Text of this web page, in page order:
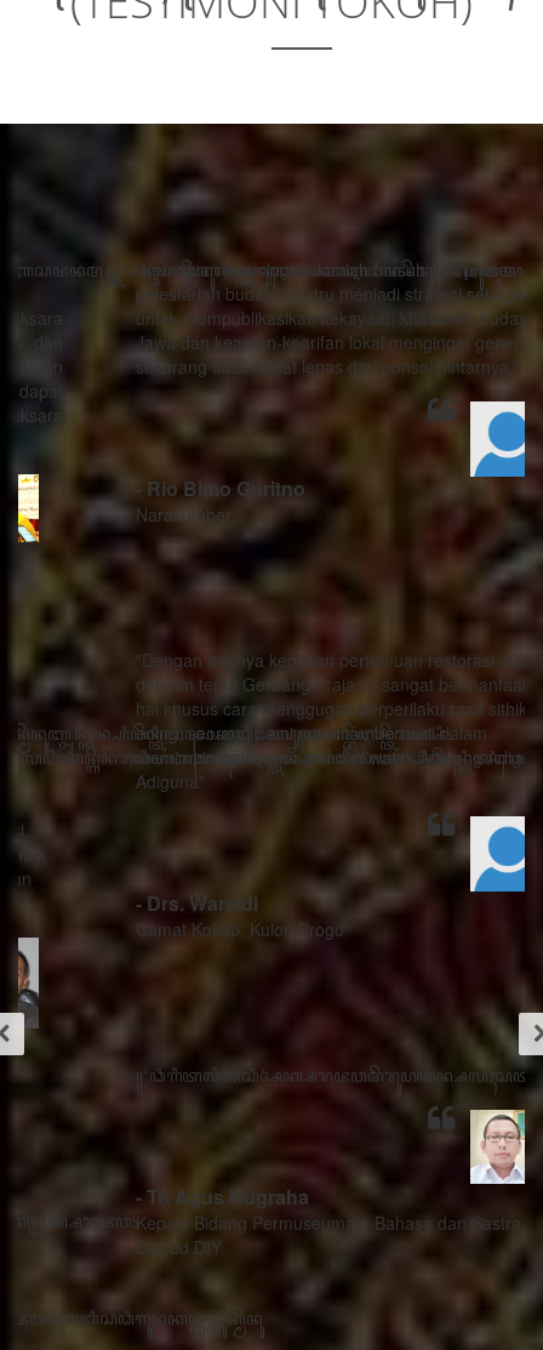
“Kemajuan teknologi bukanlah musuh dari proses
pelestarian budaya, justru menjadi strategi sebagai alat
untuk mempublikasikan kekayaan khasanah budaya
Jawa dan kearifan-kearifan lokal mengingat generasi
sekarang tidak dapat lepas dari ponsel pintarnya.”
- Rio Bimo Guritno
Narasumber
"Dengan adanya kegiatan pertemuan restorasi sosial
dengan tema Gerbang Praja ini sangat bermanfaat ada
hal khusus cara menggugah berperilaku rasa sithik
eding, seorang pemimpin mau berhasil dalam
memimpin harus menghindari watak Adigang Adigung
- Drs. Warsidi
Camat Kokap, Kulon Progo
- Tri Agus Nugraha
Kepala Bidang Permuseuman, Bahasa dan Sastra
Disbud DIY